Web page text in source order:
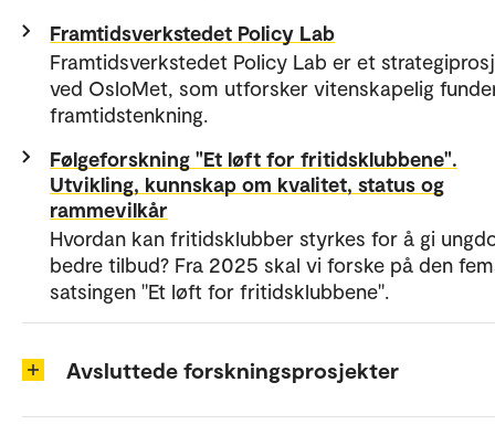
Framtidsverkstedet Policy Lab
Framtidsverkstedet Policy Lab er et
ved OsloMet, som utforsker vitenskapelig
framtidstenkning.
Følgeforskning "Et løft for fritidsklubbene".
Utvikling, kunnskap om kvalitet, status og
rammevilkår
Hvordan kan fritidsklubber styrkes for å gi
bedre tilbud? Fra 2025 skal vi forske på den
satsingen "Et løft for fritidsklubbene".
Avsluttede forskningsprosjekter